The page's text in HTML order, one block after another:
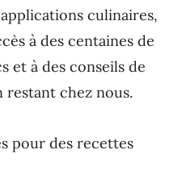
culinaires,
à des centaines de
et à des conseils de
restant chez nous.
pour des recettes